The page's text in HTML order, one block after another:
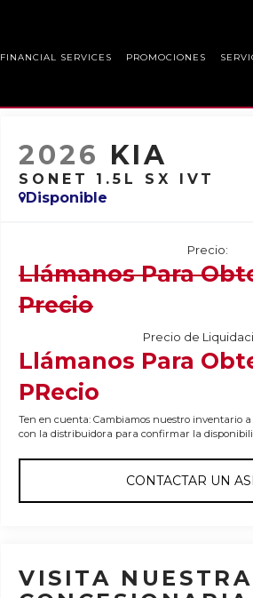
FINANCIAL SERVICES PROMOCIONES
2026 KIA
SONET 1.5L SX IVT
Disponible
Precio:
Llámanos Para
Precio
Precio de
Llámanos Para
PRecio
Ten en cuenta: Cambiamos nuestro inventario
con la distribuidora para confirmar la
CONTACTAR UN
VISITA NUESTRA